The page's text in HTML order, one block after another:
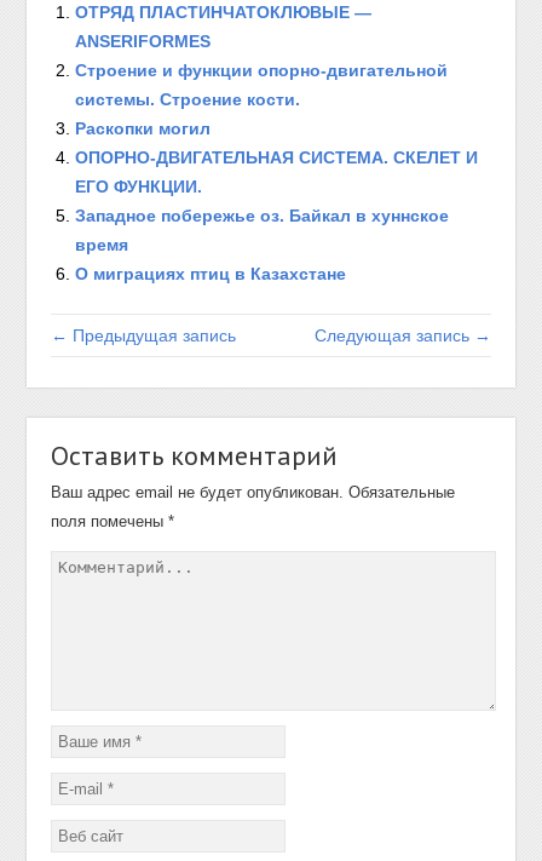
ОТРЯД ПЛАСТИНЧАТОКЛЮВЫЕ —
ANSERIFORMES
Строение и функции опорно-двигательной
системы. Строение кости.
Раскопки могил
ОПОРНО-ДВИГАТЕЛЬНАЯ СИСТЕМА. СКЕЛЕТ И
ЕГО ФУНКЦИИ.
Западное побережье оз. Байкал в хуннское
время
О миграциях птиц в Казахстане
← Предыдущая запись Следующая запись →
Оставить комментарий
Ваш адрес email не будет опубликован. Обязательные
поля помечены*